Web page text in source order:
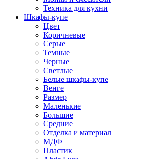
Техника для кухни
Шкафы-купе
Цвет
Коричневые
Серые
Темные
Черные
Светлые
Белые шкафы-купе
Венге
Размер
Маленькие
Большие
Средние
Отделка и материал
МДФ
Пластик